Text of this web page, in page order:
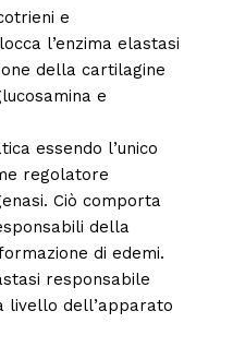
e
l’enzima elastasi
della cartilagine
e
essendo l’unico
regolatore
Ciò comporta
della
di edemi.
responsabile
livello dell’apparato